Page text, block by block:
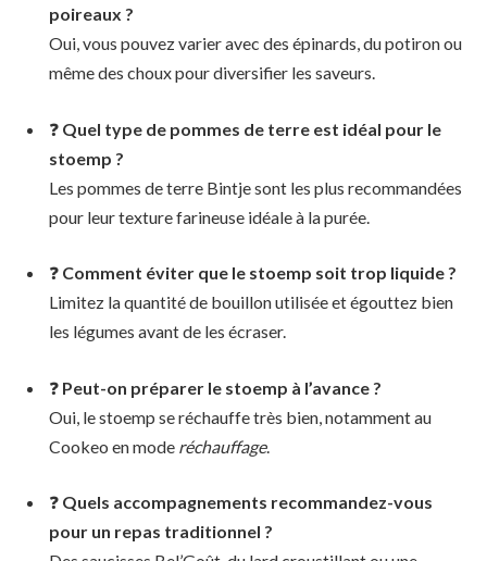
poireaux ?
Oui, vous pouvez varier avec des épinards, du potiron ou
même des choux pour diversifier les saveurs.
❓ Quel type de pommes de terre est idéal pour le
stoemp ?
Les pommes de terre Bintje sont les plus recommandées
pour leur texture farineuse idéale à la purée.
❓ Comment éviter que le stoemp soit trop liquide ?
Limitez la quantité de bouillon utilisée et égouttez bien
les légumes avant de les écraser.
❓ Peut-on préparer le stoemp à l’avance ?
Oui, le stoemp se réchauffe très bien, notamment au
Cookeo en mode réchauffage.
❓ Quels accompagnements recommandez-vous
pour un repas traditionnel ?